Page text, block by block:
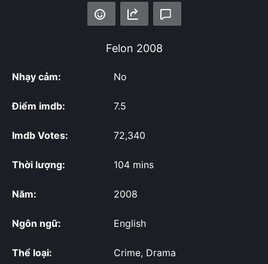
Felon 2008
Nhạy cảm: No
Điểm imdb: 7.5
Imdb Votes: 72,340
Thời lượng: 104 mins
Năm: 2008
Ngôn ngữ: English
Thể loại: Crime, Drama